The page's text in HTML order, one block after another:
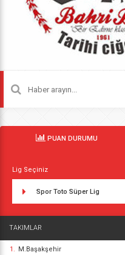
PUAN DURUMU
Lig Seçiniz
Spor Toto Süper Lig
TAKIMLAR
1. M.Başakşehir